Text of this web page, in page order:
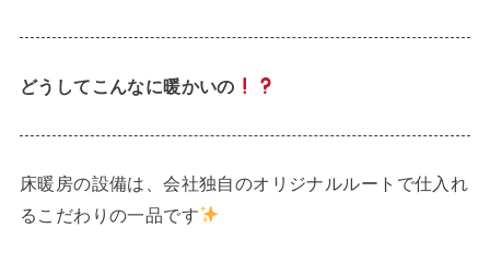
どうしてこんなに暖かいの
床暖房の設備は、会社独自のオリジナルルートで仕入れ
るこだわりの一品です